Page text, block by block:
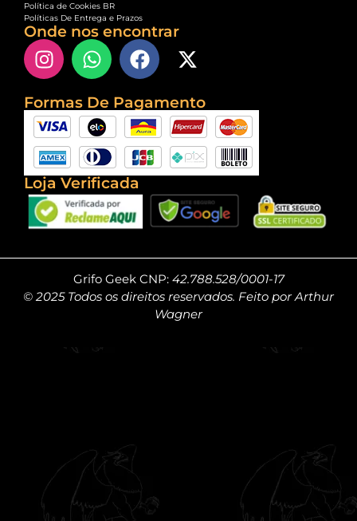
Política de Cookies BR
Políticas De Entrega e Prazos
Onde nos encontrar
Formas De Pagamento
Loja Verificada
Grifo Geek CNP: 42.788.528/0001-17
© 2025 Todos os direitos reservados. Feito por Arthur
Wagner